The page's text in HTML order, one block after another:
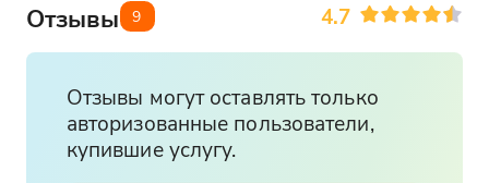
Отзывы 9 4.7
Отзывы могут оставлять только
авторизованные пользователи,
купившие услугу.